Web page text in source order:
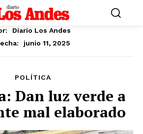
Diario Los Andes
junio 11, 2025
POLÍTICA
Dan luz verde a
mal elaborado